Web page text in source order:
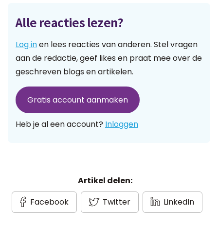
Alle reacties lezen?
Log inen lees reacties van anderen. Stel vragen
aan de redactie, geef likes en praat mee over de
geschreven blogs en artikelen.
Gratis account aanmaken
Heb je al een account? Inloggen
Artikel delen:
Facebook
Twitter LinkedIn